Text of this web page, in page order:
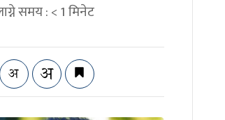
समय :< 1मिनेट